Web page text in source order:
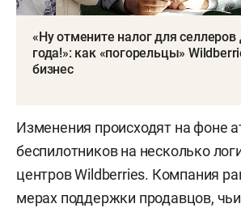
«Ну отмените налог для
года!»: как «погорельцы»
бизнес
Изменения происходят на фоне
беспилотников на несколько
центров Wildberries. Компания
мерах поддержки продавцов,